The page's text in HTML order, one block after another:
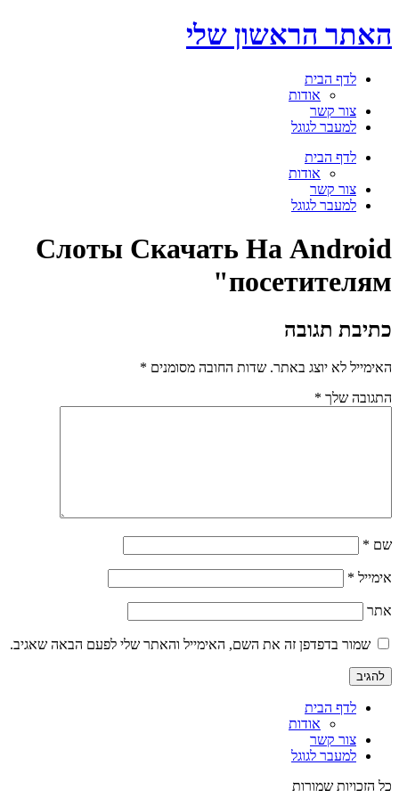
דלג
לתוכן
האתר הראשון שלי
לדף הבית
אודות
צור קשר
למעבר לגוגל
תפריט לדף הבית
אודות
צור קשר
למעבר לגוגל
Слоты Скачать На Android
посетителям"
כתיבת תגובה
האימייל לא יוצג באתר. שדות החובה מסומנים *
התגובה שלך *
שם *
אימייל *
אתר
שמור בדפדפן זה את השם, האימייל והאתר שלי לפעם הבאה שאגיב.
לדף הבית
אודות
צור קשר
למעבר לגוגל
כל הזכויות שמורות